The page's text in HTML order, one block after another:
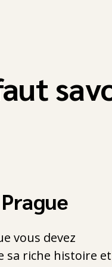
vous devez
sa riche histoire et